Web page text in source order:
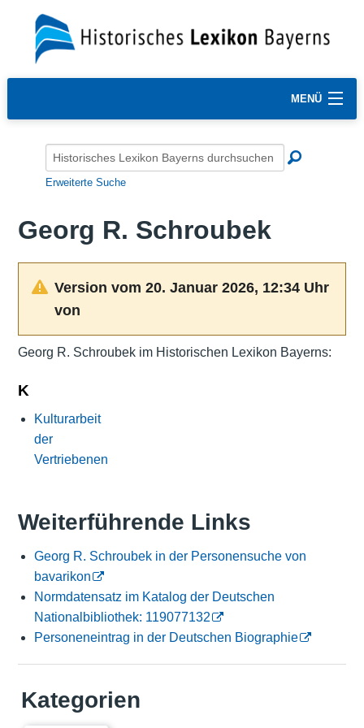
MENÜ
Erweiterte Suche
Georg R. Schroubek
Version vom 20. Januar 2026, 12:34 Uhr
von
Georg R. Schroubek im Historischen Lexikon Bayerns:
K
Kulturarbeit
der
Vertriebenen
Weiterführende Links
Georg R. Schroubek in der Personensuche von
bavarikon
Normdatensatz im Katalog der Deutschen
Nationalbibliothek: 119077132
Personeneintrag in der Deutschen Biographie
Kategorien